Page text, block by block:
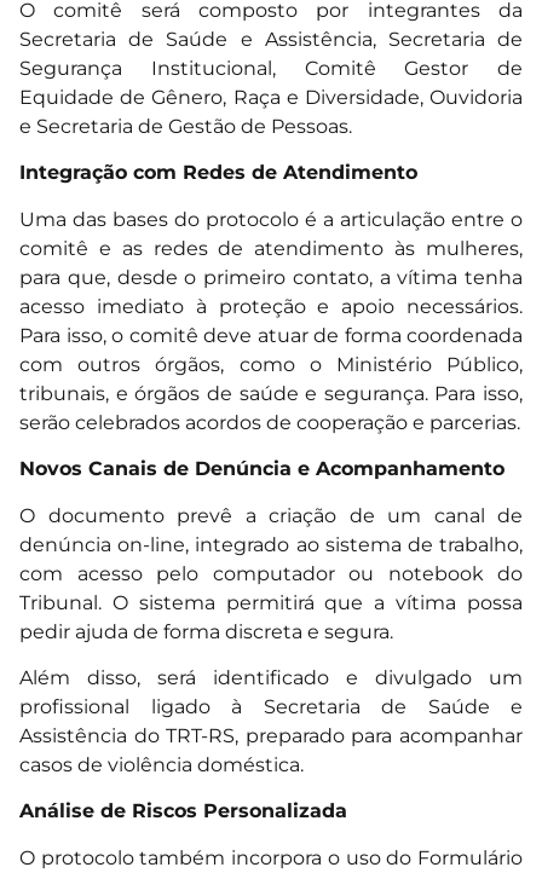
O comitê será composto por integrantes da
Secretaria de Saúde e Assistência, Secretaria de
Segurança Institucional, Comitê Gestor de
Equidade de Gênero, Raça e Diversidade, Ouvidoria
e Secretaria de Gestão de Pessoas.
Integração com Redes de Atendimento
Uma das bases do protocolo é a articulação entre o
comitê e as redes de atendimento às mulheres,
para que, desde o primeiro contato, a vítima tenha
acesso imediato à proteção e apoio necessários.
Para isso, o comitê deve atuar de forma coordenada
com outros órgãos, como o Ministério Público,
tribunais, e órgãos de saúde e segurança. Para isso,
serão celebrados acordos de cooperação e parcerias.
Novos Canais de Denúncia e Acompanhamento
O documento prevê a criação de um canal de
denúncia on-line, integrado ao sistema de trabalho,
com acesso pelo computador ou notebook do
Tribunal. O sistema permitirá que a vítima possa
pedir ajuda de forma discreta e segura.
Além disso, será identificado e divulgado um
profissional ligado à Secretaria de Saúde e
Assistência do TRT-RS, preparado para acompanhar
casos de violência doméstica.
Análise de Riscos Personalizada
O protocolo também incorpora o uso do Formulário